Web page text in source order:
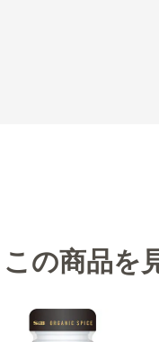
この商品を